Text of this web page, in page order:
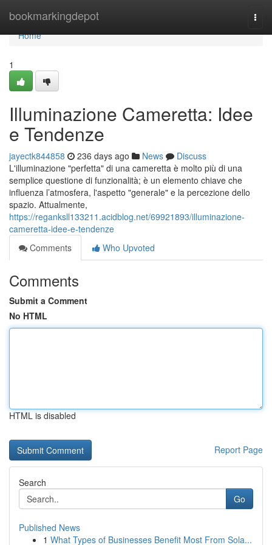
bookmarkingdepot
Home
Home
1
Illuminazione Cameretta: Idee
e Tendenze
jayectk844858 236 days ago News
Discuss
L'illuminazione "perfetta" di una cameretta è molto più di una
semplice questione di funzionalità; è un elemento chiave che
influenza l’atmosfera, l'aspetto "generale" e la percezione dello
spazio. Attualmente,
https://reganksll133211.acidblog.net/69921893/illuminazione-
cameretta-idee-e-tendenze
Comments
Who Upvoted
Comments
Submit a Comment
No HTML
HTML is disabled
Report Page
Search
Go
Published News
1 What Types of Businesses Benefit Most From Sola...